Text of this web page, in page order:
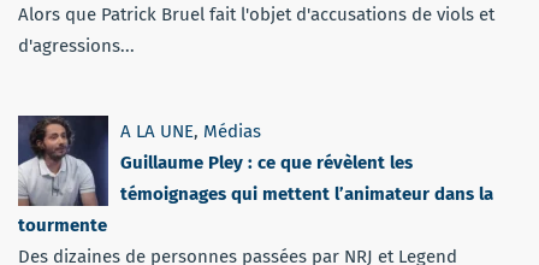
Alors que Patrick Bruel fait l'objet d'accusations de viols et
d'agressions...
A LA UNE, Médias
Guillaume Pley : ce que révèlent les
témoignages qui mettent l’animateur dans la
tourmente
Des dizaines de personnes passées par NRJ et Legend